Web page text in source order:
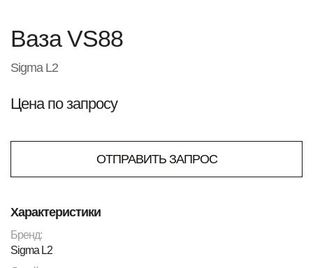
Ваза VS88
Sigma L2
Цена по запросу
ОТПРАВИТЬ ЗАПРОС
Характеристики
Бренд:
Sigma L2